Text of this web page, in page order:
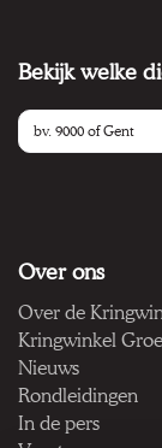
Bekijk welke
Over ons
Over de
Kringwinkel
Nieuws
Rondleidingen
In de pers